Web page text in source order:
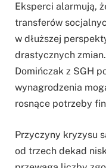
Eksperci alarmują,
transferów
w dłuższej
drastycznych
Domińczak z SGH
wynagrodzenia
rosnące potrzeby
Przyczyny kryzysu
od trzech dekad